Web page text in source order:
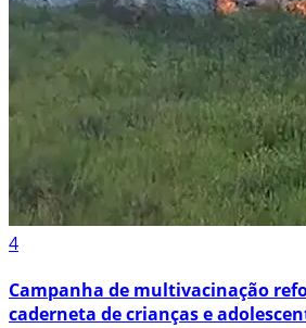
4
Campanha de multivacinação
caderneta de crianças e